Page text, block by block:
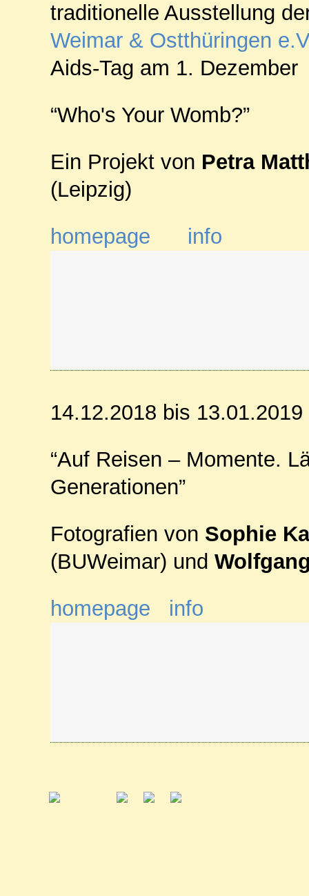
traditionelle Ausstellung
Weimar & Ostthüringen
Aids-Tag am 1. Dezember
“Who's Your Womb?”
Ein Projekt von Petra
(Leipzig)
homepage
info
14.12.2018 bis 13.01.2019
“Auf Reisen – Momente.
Generationen”
Fotografien von Sophie
(BUWeimar) und
homepage
info